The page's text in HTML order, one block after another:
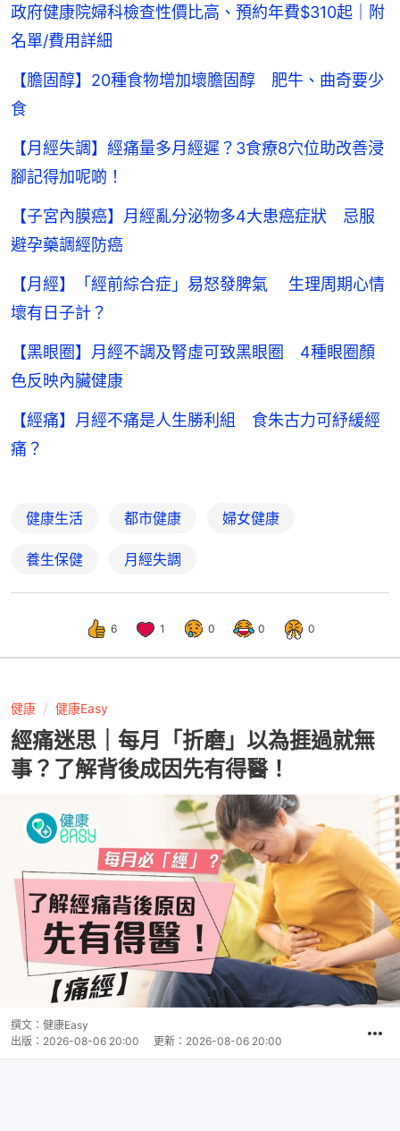
政府健康院婦科檢查性價比高、預約年費$310起｜附
名單/費用詳細
【膽固醇】20種食物增加壞膽固醇 肥牛、曲奇要少
食
【月經失調】經痛量多月經遲？3食療8穴位助改善浸
腳記得加呢啲！
【子宮內膜癌】月經亂分泌物多4大患癌症狀 忌服
避孕藥調經防癌
【月經】「經前綜合症」易怒發脾氣 生理周期心情
壞有日子計？
【黑眼圈】月經不調及腎虛可致黑眼圈 4種眼圈顏
色反映內臟健康
【經痛】月經不痛是人生勝利組 食朱古力可紓緩經
痛？
健康生活 都市健康 婦女健康
養生保健 月經失調
6 1 0 0 0
健康 健康Easy
經痛迷思｜每月「折磨」以為捱過就無
事？了解背後成因先有得醫！
撰文： 健康Easy
出版： 2026-08-06 20:00 更新： 2026-08-06 20:00